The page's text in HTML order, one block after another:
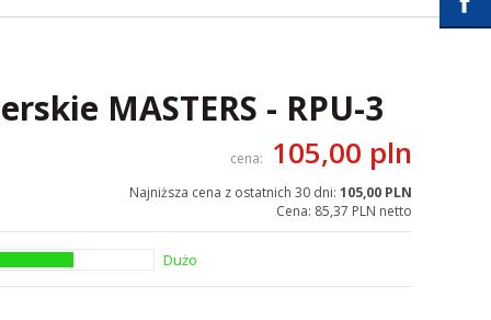
MASTERS - RPU-3
cena: 105,00 pln
Najniższa cena z ostatnich 30 dni: 105,00 PLN
Cena: 85,37 PLN netto
Dużo